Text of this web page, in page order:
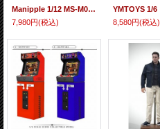
Manipple 1/12 MS-M093 ガーフィールド ヘッド 3種 *予約
7,980円(税込)
8,580円(税込)